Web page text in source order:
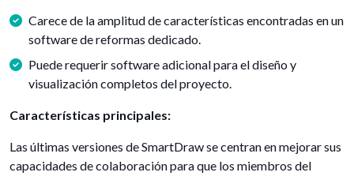
Carece de la amplitud de características encontradas en un
software de reformas dedicado.
Puede requerir software adicional para el diseño y
visualización completos del proyecto.
Características principales:
Las últimas versiones de SmartDraw se centran en mejorar sus
capacidades de colaboración para que los miembros del